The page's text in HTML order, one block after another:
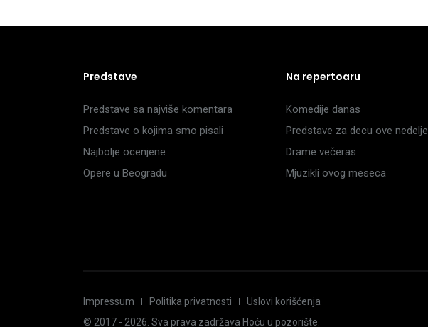
Predstave
Predstave sa najviše komentara
Predstave o kojima smo pisali
Najbolje ocenjene
Opere u Beogradu
Na repertoaru
Komedije danas
Predstave za decu ove nedelje
Drame večeras
Mjuzikli ovog meseca
Impressum Politika privatnosti
Uslovi korišćenja
© 2017 - 2026 . Sva prava zadržava Hoću u pozorište.